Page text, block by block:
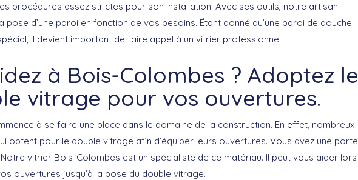
procédures assez strictes pour son installation. Avec ses outils, notre artisan
pose d’une paroi en fonction de vos besoins. Étant donné qu’une paroi de douche
il devient important de faire appel à un vitrier professionnel.
à Bois-Colombes ? Adoptez le
vitrage pour vos ouvertures.
à se faire une place dans le domaine de la construction. En effet, nombreux
optent pour le double vitrage afin d’équiper leurs ouvertures. Vous avez une porte
Notre vitrier Bois-Colombes est un spécialiste de ce matériau. Il peut vous aider lors
ouvertures jusqu’à la pose du double vitrage.